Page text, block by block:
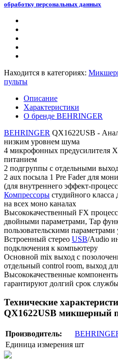
обработку персональных данных
Находится в категориях:
пульты
Описание
Характеристики
О бренде BEHRINGER
BEHRINGER QX1622USB -
низким уровнем шума
4 микрофонных предусилителя
питанием
2 подгруппы с отдельными
2 aux посыла 1 Pre Fader для
(для внутреннего эффект-
Компрессоры студийного класса
на всех моно каналах
Высококачественный FX
двойными параметрами, Tap
пользовательскими параметрами
Встроенный стерео USB/Audio
подключения к компьютеру
Основной mix выход с
отдельный control room, выход
Высококачественные
гарантируют долгий срок
Технические
QX1622USB микшерный
Производитель:
Единица измерения шт